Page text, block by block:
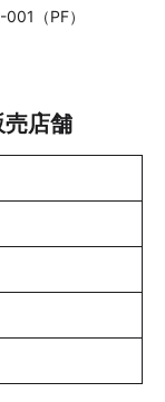
（PF）
売店舗